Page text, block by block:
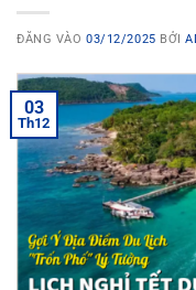
ĐĂNG VÀO03/12/2025 BỞI
03
Th12